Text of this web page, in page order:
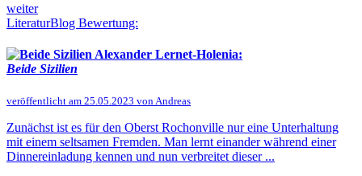
weiter
LiteraturBlog Bewertung:
Alexander Lernet-Holenia:
Beide Sizilien
veröffentlicht am 25.05.2023 von Andreas
Zunächst ist es für den Oberst Rochonville nur eine Unterhaltung
mit einem seltsamen Fremden. Man lernt einander während einer
Dinnereinladung kennen und nun verbreitet dieser ...